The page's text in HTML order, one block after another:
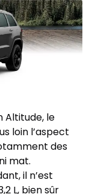
Altitude, le
loin l’aspect
des
mat.
il n’est
L, bien sûr